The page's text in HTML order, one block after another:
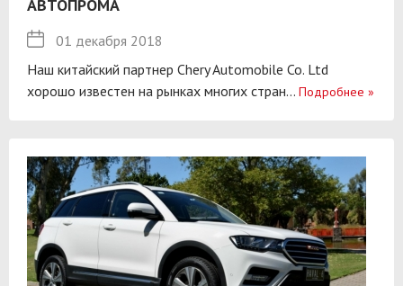
АВТОПРОМА
01 декабря 2018
Наш китайский партнер Chery Automobile Co. Ltd
хорошо известен на рынках многих стран... Подробнее »